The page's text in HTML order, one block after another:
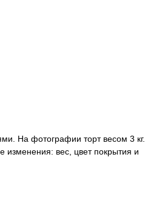
На фотографии торт весом 3 кг.
вес, цвет покрытия и